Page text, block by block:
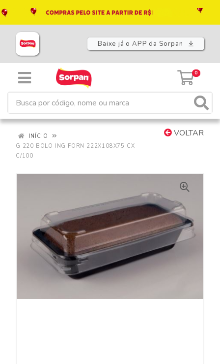
Baixe já o APP da Sorpan
0
VOLTAR
INÍCIO
G 220 BOLO ING FORN 222X108X75 CX
C/100